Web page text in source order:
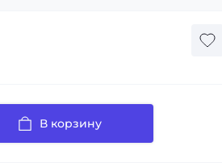
В корзину